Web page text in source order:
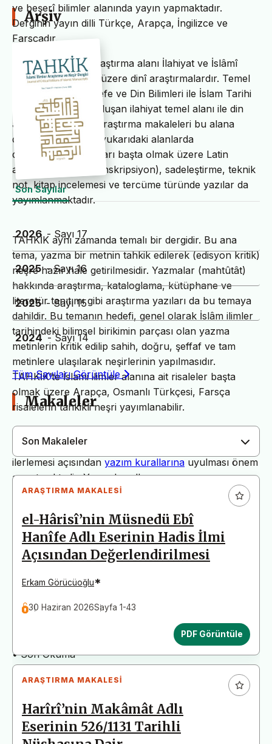
ve beşerî bilimler alanında yayın yapmaktadır.
Derginin yayın dilli Türkçe, Arapça, İngilizce ve
Farsçadır.
TAHKİK’in temel araştırma alanı İlahiyat ve İslâmî
ilimler başta olmak üzere dinî araştırmalardır. Temel
İslam Bilimleri, Felsefe ve Din Bilimleri ile İslam Tarihi
ve Sanatları’ndan oluşan ilahiyat temel alanı ile din
alanındaki bilimsel araştırma makaleleri bu alana
dâhildir. TAHKİK’te yukarıdaki alanlarda
değerlendirme yazıları başta olmak üzere Latin
alfabesine nakil (transkripsiyon), sadeleştirme, teknik
not, kitap incelemesi ve tercüme türünde yazılar da
yayımlanmaktadır.
TAHKİK aynı zamanda temalı bir dergidir. Bu ana
tema, yazma bir metnin tahkik edilerek (edisyon kritik)
neşre hazır hale getirilmesidir. Yazmalar (mahtûtât)
hakkında araştırma, kataloglama, kütüphane ve
literatür tanıtımı gibi araştırma yazıları da bu temaya
dahildir. Bu temanın hedefi, genel olarak İslâm ilimler
tarihindeki bilimsel birikimin parçası olan yazma
metinlerin kritik edilip sahih, doğru, şeffaf ve tam
metinlere ulaşılarak neşirlerinin yapılmasıdır.
TAHKİK’te İslami ilimler alanına ait risaleler başta
olmak üzere Arapça, Osmanlı Türkçesi, Farsça
risalelerin tahkikli neşri yayımlanabilir.
Dergimiz yayın süreçlerinin daha hızlı ve sağlıklı
ilerlemesi açısından yazım kurallarına uyulması önem
arz etmektedir. Yazım kurallarına uymayan
başvurular değerlendirme aşamasına alınmadan iade
edilecektir. Bu nedenle çalışmalarınızı yüklemeden
önce çalışmanızın yazım kurallarına uygun olarak
düzenlendiğinden emin olunuz.
Yayın İnceleme Süreci (Yaklaşık 130 Gün)
• Editör İncelemesi
• Şekilsel ve Etik Ön İnceleme
• Son Okuma
Arşiv
Son Sayılar
2026 - Sayı 17
2025 - Sayı 16
2025 - Sayı 15
2024 - Sayı 14
Tüm Sayıları Görüntüle
Makaleler
Son Makaleler
ARAŞTIRMA MAKALESI
el-Hârisî’nin Müsnedü Ebî
Hanîfe Adlı Eserinin Hadis İlmi
Açısından Değerlendirilmesi
Erkam Görücüoğlu*
30 Haziran 2026Sayfa 1-43
PDF Görüntüle
ARAŞTIRMA MAKALESI
Harîrî’nin Makâmât Adlı
Eserinin 526/1131 Tarihli